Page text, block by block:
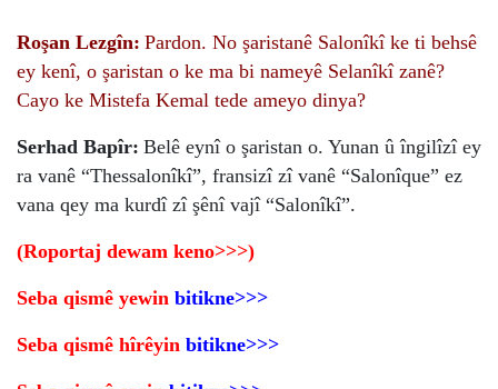
Roşan Lezgîn: Pardon. No şaristanê Salonîkî ke ti behsê
ey kenî, o şaristan o ke ma bi nameyê Selanîkî zanê?
Cayo ke Mistefa Kemal tede ameyo dinya?
Serhad Bapîr: Belê eynî o şaristan o. Yunan û îngilîzî ey
ra vanê “Thessalonîkî”, fransizî zî vanê “Salonîque” ez
vana qey ma kurdî zî şênî vajî “Salonîkî”.
(Roportaj dewam keno>>>)
Seba qismê yewin bitikne>>>
Seba qismê hîrêyin bitikne>>>